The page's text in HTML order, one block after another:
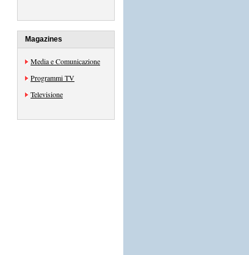
Magazines
Media e Comunicazione
Programmi TV
Televisione